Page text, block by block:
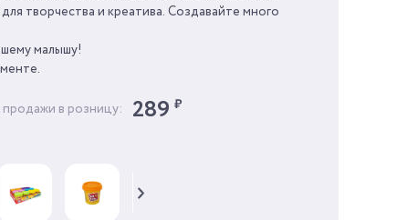
творчества и креатива. Создавайте много
малышу!
в розницу: 289 ₽